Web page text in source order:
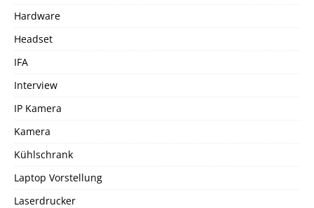
Hardware
Headset
IFA
Interview
IP Kamera
Kamera
Kühlschrank
Laptop Vorstellung
Laserdrucker